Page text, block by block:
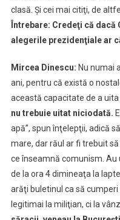
clasă. Şi cei mai citiţi, de altfel.
Întrebare: Credeţi că
alegerile prezidenţiale ar
Mircea Dinescu: Nu numai
ani, pentru că există o
această capacitate de a uita
nu trebuie uitat niciodată.
apă”, spun înţelepţii, adică
mare, dar răul ar fi trebuit
ce înseamnă comunism.
de la ora 4 dimineaţa la
arăţi buletinul ca să
legitimai la miliţian, ci la